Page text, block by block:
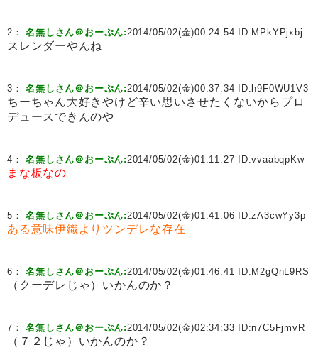
2：名無しさん＠おーぷん:2014/05/02(金)00:24:54 ID: MPkYPjxbj
スレンダーやんね
3：名無しさん＠おーぷん:2014/05/02(金)00:37:34 ID: h9F0WU1V3
ちーちゃん大好きやけど辛い思いさせたくないからプロ
デュースできんのや
4：名無しさん＠おーぷん:2014/05/02(金)01:11:27 ID:vvaabqpKw
まな板なの
5：名無しさん＠おーぷん:2014/05/02(金)01:41:06 ID:zA3cwYy3p
ある意味伊織よりツンデレな存在
6：名無しさん＠おーぷん:2014/05/02(金)01:46:41 ID: M2gQnL9RS
（クーデレじゃ）いかんのか？
7：名無しさん＠おーぷん:2014/05/02(金)02:34:33 ID:n7C5FjmvR
（７２じゃ）いかんのか？